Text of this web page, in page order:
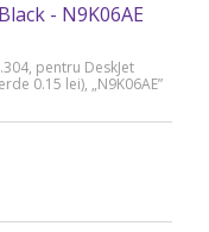
- N9K06AE
pentru DeskJet
0.15 lei), „N9K06AE”